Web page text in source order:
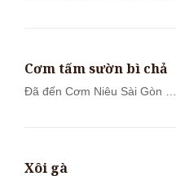
Cơm tấm sườn bì chả
Đã đến Cơm Niêu Sài Gòn mà
Xôi gà